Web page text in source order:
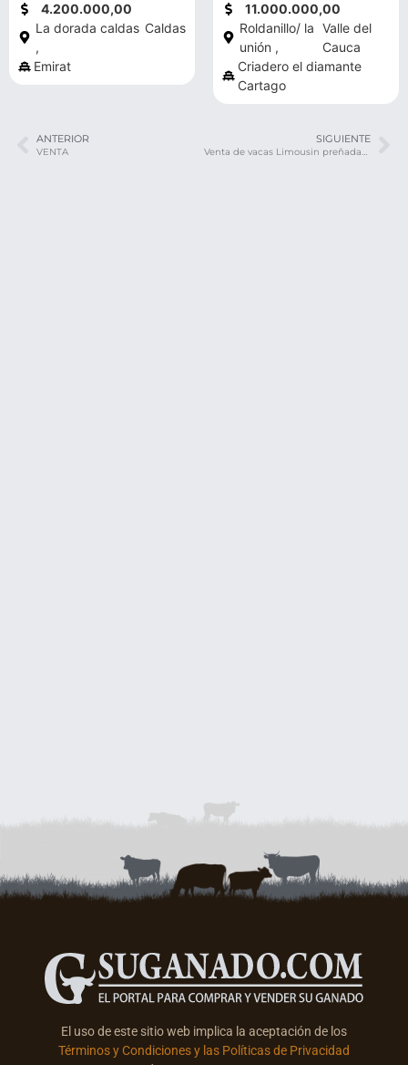
4.200.000,00
La dorada caldas
,
Caldas
Emirat
11.000.000,00
Roldanillo/ la
unión ,
Valle del
Cauca
Criadero el diamante
Cartago
ANTERIOR
VENTA
SIGUIENTE
Venta de vacas Limousin preñadas 2do parto
El uso de este sitio web implica la aceptación de los
Términos y Condiciones y las Políticas de Privacidad